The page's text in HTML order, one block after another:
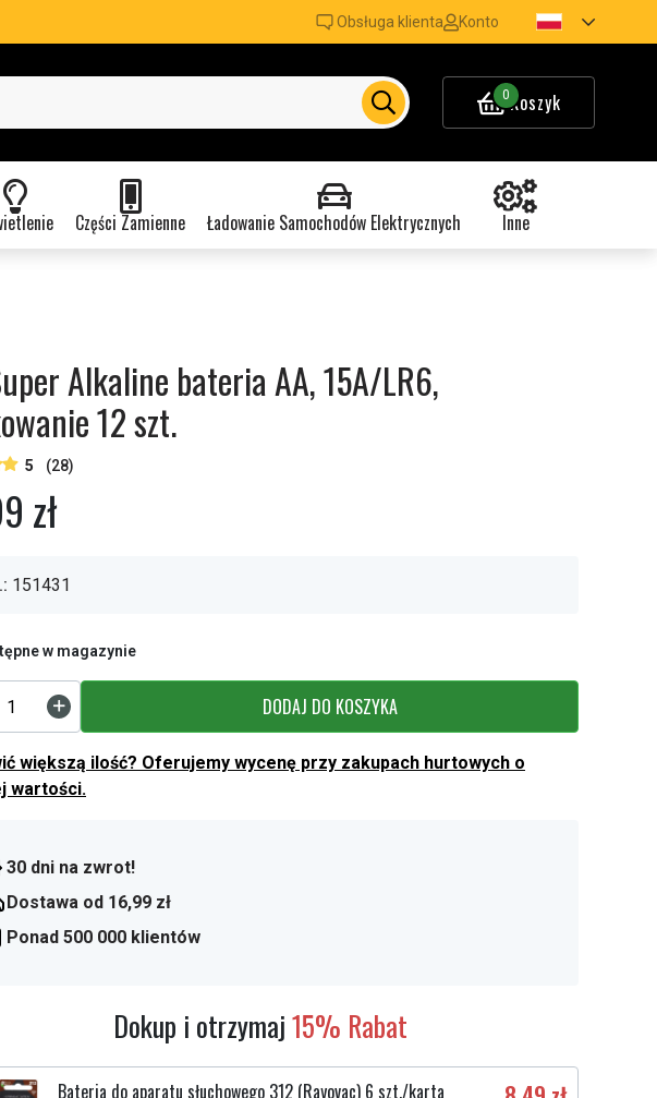
Obsługa klienta Konto
0Koszyk
Części Zamienne Ładowanie Samochodów Elektrycznych Inne
Alkaline bateria AA, 15A/LR6,
12 szt.
5 (28)
zł
151431
w magazynie
DODAJ DO KOSZYKA
większą ilość? Oferujemy wycenę przy zakupach hurtowych o
wartości.
30 dni na zwrot!
Dostawa od 16,99 zł
Ponad 500 000 klientów
Dokup i otrzymaj15% Rabat
Bateria do aparatu słuchowego 312 (Rayovac) 6 szt./karta